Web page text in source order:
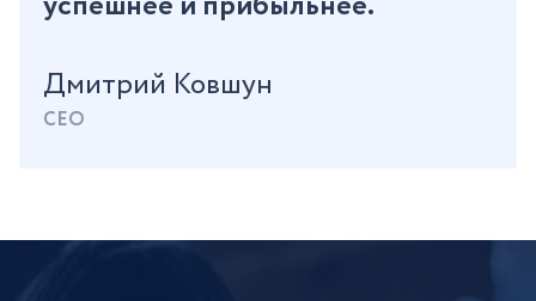
Дмитрий Ковшун
CEO